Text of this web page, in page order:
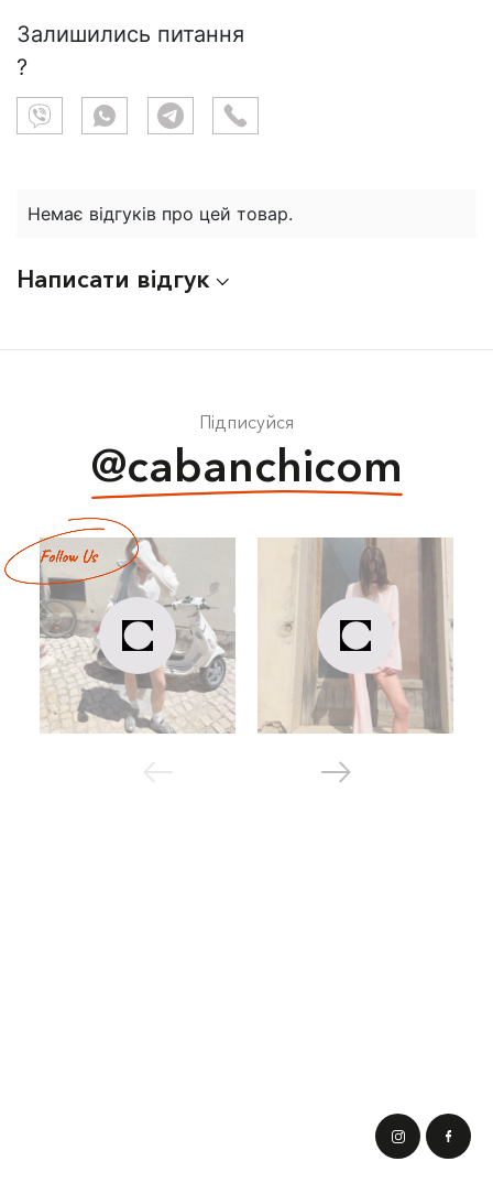
Залишились питання
?
Немає відгуків про цей товар.
Написати відгук
Підписуйся
@cabanchicom